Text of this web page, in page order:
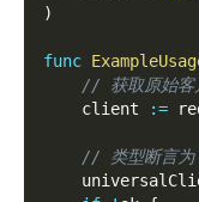
)
func
// 获取原始客
    client
:=
// 类型断言